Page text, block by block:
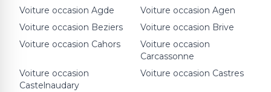
Voiture occasion Agde Voiture occasion Agen
Voiture occasion Beziers Voiture occasion Brive
Voiture occasion Cahors
Voiture occasion
Carcassonne
Voiture occasion
Castelnaudary
Voiture occasion Castres